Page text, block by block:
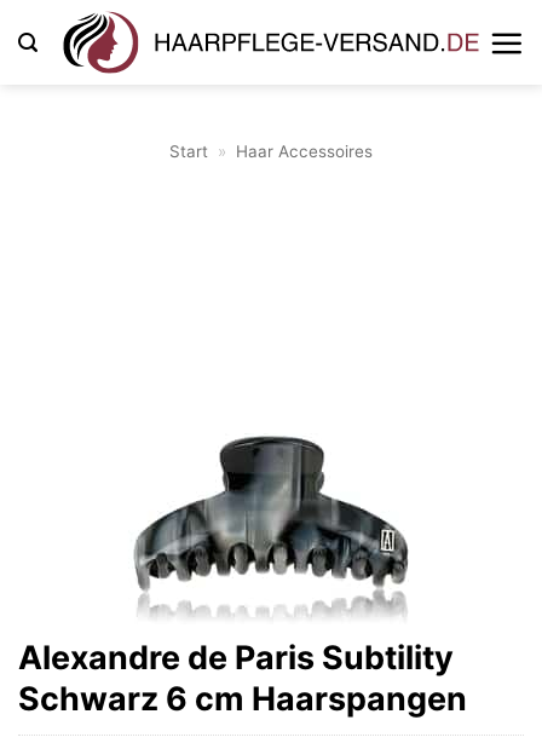
Inhalt
Start » Haar Accessoires
Alexandre de Paris Subtility
Schwarz 6 cm Haarspangen